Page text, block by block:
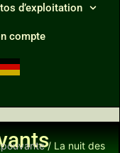
d’exploitation
compte
/ La nuit des